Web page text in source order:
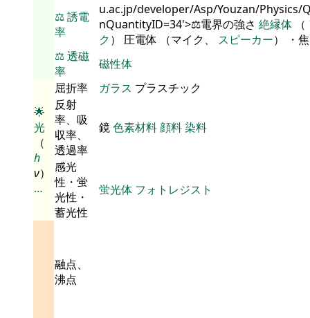
⚖️誘電
率
u.ac.jp/developer/Asp/Youzan/Physics/
nQuantityID=34'>⚖️電界の強さ 絶縁体 （
ク） 圧電体 （マイク、 スピーカー） ・
⚖️透磁
率
磁性体
🌟
光
（
h
ν）
…
屈折率 ガラス プラスチック
反射
率、吸
収率、
透過率
鏡色素材料 顔料染料
感光
性・蛍
光性・
蓄光性
蛍光体 フォトレジスト
融点、
沸点